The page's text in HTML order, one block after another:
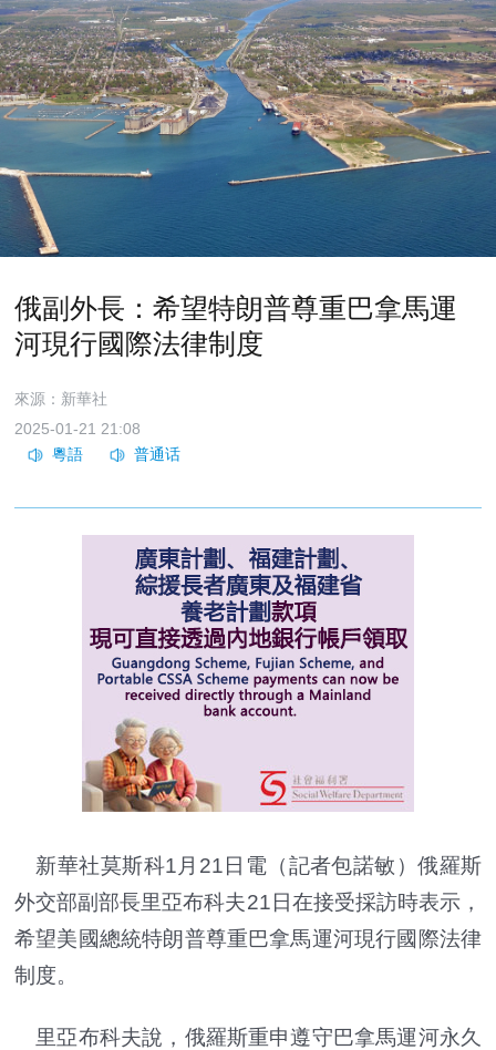
俄副外長：希望特朗普尊重巴拿馬運
河現行國際法律制度
來源：新華社
2025-01-21 21:08
新華社莫斯科1月21日電（記者包諾敏）俄羅斯
外交部副部長里亞布科夫21日在接受採訪時表示，
希望美國總統特朗普尊重巴拿馬運河現行國際法律
制度。
里亞布科夫說，俄羅斯重申遵守巴拿馬運河永久